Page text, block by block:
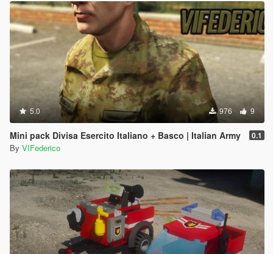
5.0 976 9
Mini pack Divisa Esercito Italiano + Basco | Italian Army 0.1
By VIFederico